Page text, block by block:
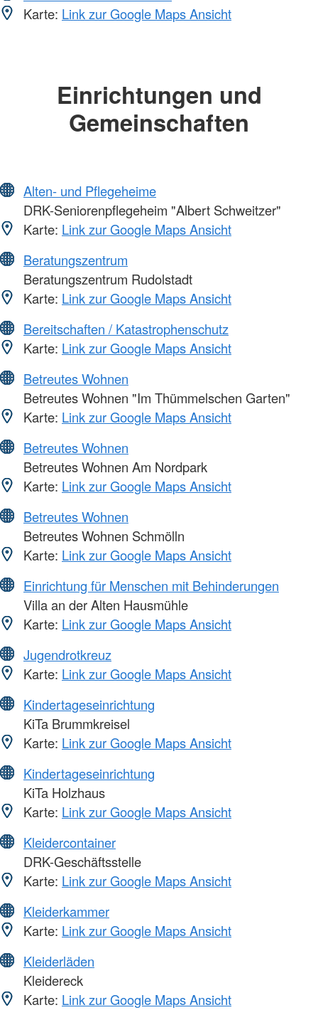
Karte: Link zur Google Maps Ansicht
Einrichtungen und
Gemeinschaften
Alten- und Pflegeheime
DRK-Seniorenpflegeheim "Albert Schweitzer"
Karte: Link zur Google Maps Ansicht
Beratungszentrum
Beratungszentrum Rudolstadt
Karte: Link zur Google Maps Ansicht
Bereitschaften / Katastrophenschutz
Karte: Link zur Google Maps Ansicht
Betreutes Wohnen
Betreutes Wohnen "Im Thümmelschen Garten"
Karte: Link zur Google Maps Ansicht
Betreutes Wohnen
Betreutes Wohnen Am Nordpark
Karte: Link zur Google Maps Ansicht
Betreutes Wohnen
Betreutes Wohnen Schmölln
Karte: Link zur Google Maps Ansicht
Einrichtung für Menschen mit Behinderungen
Villa an der Alten Hausmühle
Karte: Link zur Google Maps Ansicht
Jugendrotkreuz
Karte: Link zur Google Maps Ansicht
Kindertageseinrichtung
KiTa Brummkreisel
Karte: Link zur Google Maps Ansicht
Kindertageseinrichtung
KiTa Holzhaus
Karte: Link zur Google Maps Ansicht
Kleidercontainer
DRK-Geschäftsstelle
Karte: Link zur Google Maps Ansicht
Kleiderkammer
Karte: Link zur Google Maps Ansicht
Kleiderläden
Kleidereck
Karte: Link zur Google Maps Ansicht